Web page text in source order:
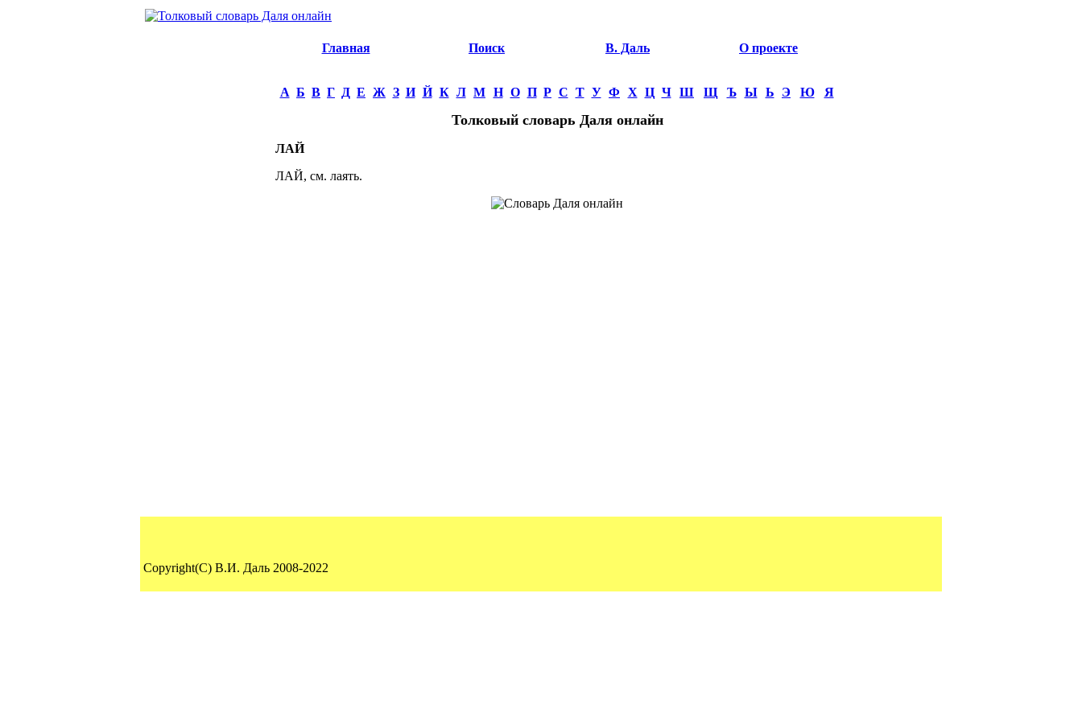
Главная Поиск В. Даль О проекте
А Б В Г Д Е Ж З И Й К Л М Н О П Р С Т У Ф Х Ц Ч Ш Щ Ъ Ы Ь Э Ю Я
Толковый словарь Даля онлайн
ЛАЙ
ЛАЙ, см. лаять.
Copyright(C) В.И. Даль 2008-2022